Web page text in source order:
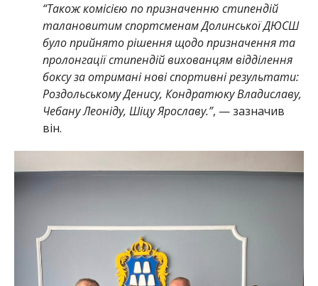
“Також комісією по призначенню стипендій
талановитим спортсменам Долинської ДЮСШ
було прийнято рішення щодо призначення та
пролонгації стипендій вихованцям відділення
боксу за отримані нові спортивні результати:
Роздольському Денису, Кондратюку Владиславу,
Чебану Леоніду, Шіцу Ярославу.”, — зазначив
він.